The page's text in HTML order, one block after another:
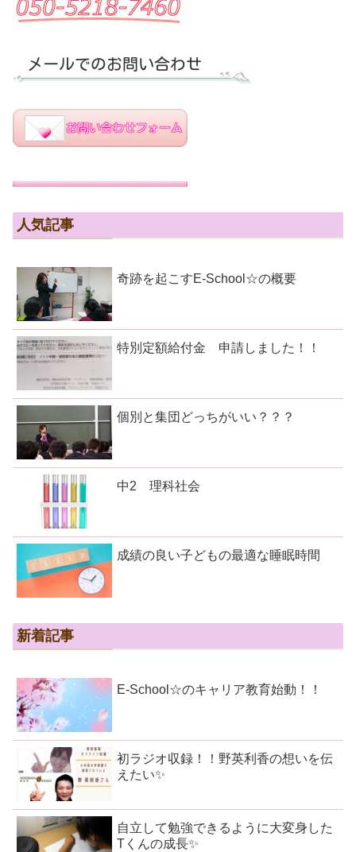
人気記事
奇跡を起こすE-School☆の概要
特別定額給付金 申請しました！！
個別と集団どっちがいい？？？
中2 理科社会
成績の良い子どもの最適な睡眠時間
新着記事
E-School☆のキャリア教育始動！！
初ラジオ収録！！野英利香の想いを伝
えたい✨
自立して勉強できるように大変身した
Tくんの成長✨